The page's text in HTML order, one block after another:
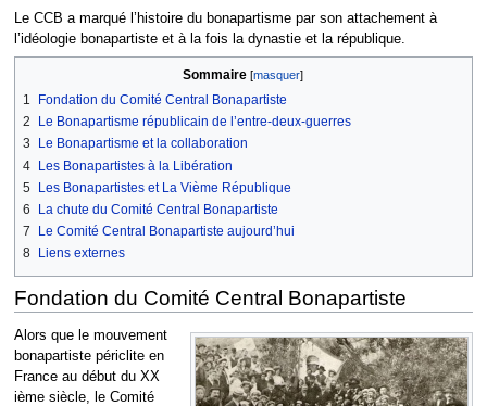
Le CCB a marqué l’histoire du bonapartisme par son attachement à
l’idéologie bonapartiste et à la fois la dynastie et la république.
Sommaire
1
Fondation du Comité Central Bonapartiste
2
Le Bonapartisme républicain de l’entre-deux-guerres
3
Le Bonapartisme et la collaboration
4 Les Bonapartistes à la Libération
5 Les Bonapartistes et La Vième République
6
La chute du Comité Central Bonapartiste
7
Le Comité Central Bonapartiste aujourd’hui
8
Liens externes
Fondation du Comité Central Bonapartiste
Alors que le mouvement
bonapartiste périclite en
France au début du XX
ième siècle, le Comité